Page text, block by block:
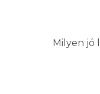
Milyen jó